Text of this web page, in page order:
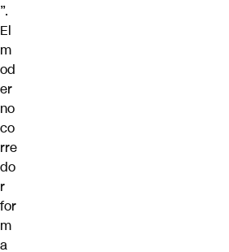
”.
El
m
od
er
no
co
rre
do
r
for
m
a